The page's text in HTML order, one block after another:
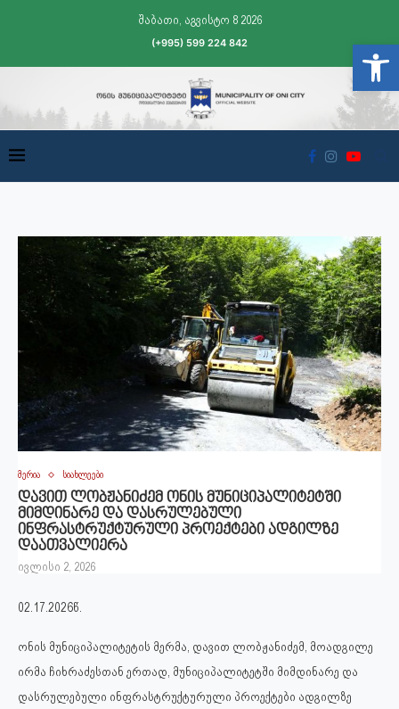
შაბათი, აგვისტო 8 2026
(+995) 599 224 842
მერია სიახლეები
დავით ლობჟანიძემ ონის მუნიციპალიტეტში
მიმდინარე და დასრულებული
ინფრასტრუქტურული პროექტები ადგილზე
დაათვალიერა
ივლისი 2, 2026
02.17.2026წ.
ონის მუნიციპალიტეტის მერმა, დავით ლობჟანიძემ, მოადგილე
ირმა ჩიხრაძესთან ერთად, მუნიციპალიტეტში მიმდინარე და
დასრულებული ინფრასტრუქტურული პროექტები ადგილზე